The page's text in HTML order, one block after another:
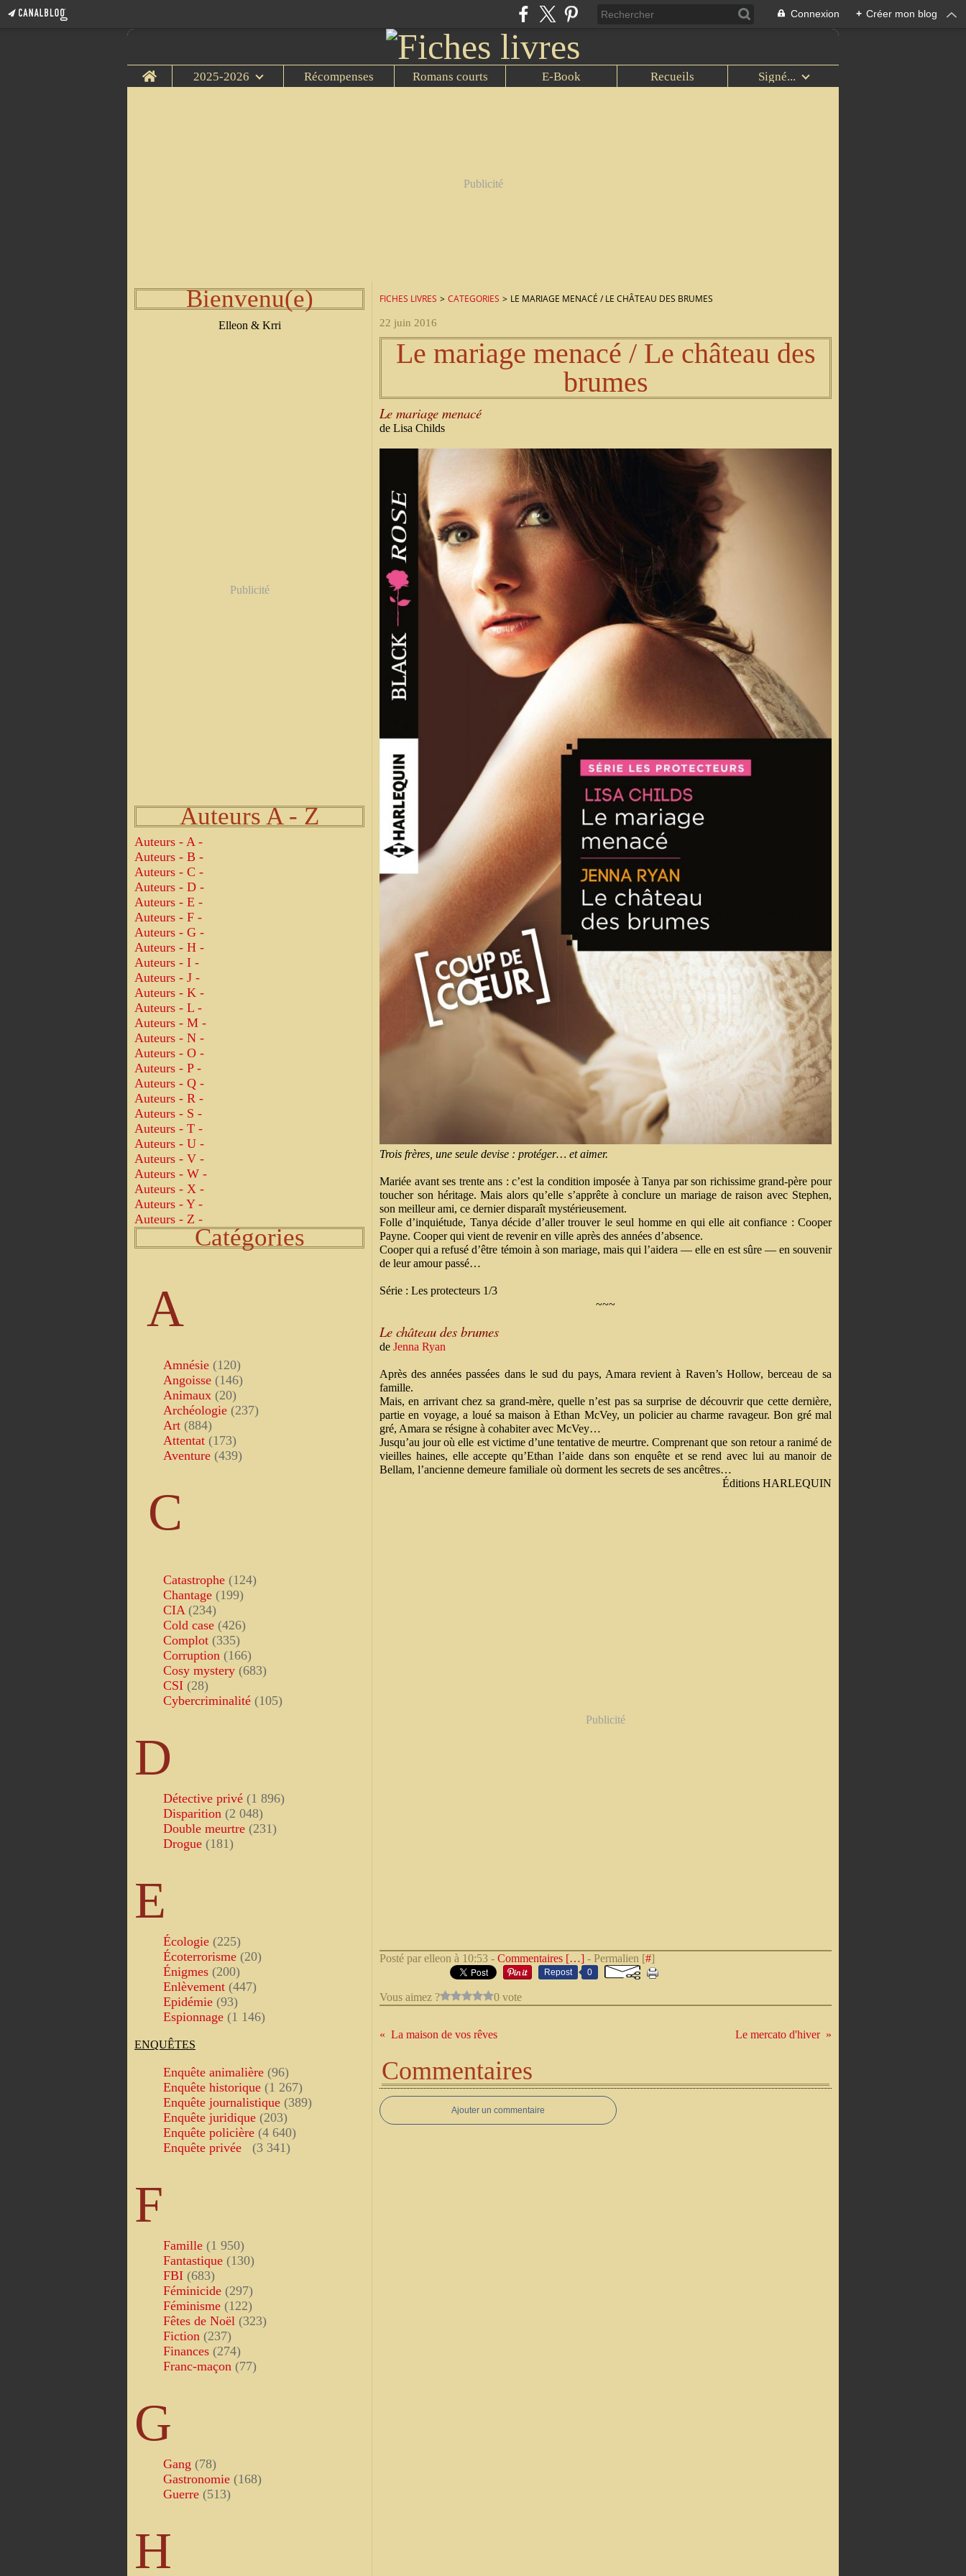
Connexion + Créer mon blog
Home 2025-2026 Récompenses Romans courts E-Book Recueils Signé...
Publicité
Bienvenu(e)
Elleon & Krri
Publicité
Auteurs A - Z
Auteurs - A -
Auteurs - B -
Auteurs - C -
Auteurs - D -
Auteurs - E -
Auteurs - F -
Auteurs - G -
Auteurs - H -
Auteurs - I -
Auteurs - J -
Auteurs - K -
Auteurs - L -
Auteurs - M -
Auteurs - N -
Auteurs - O -
Auteurs - P -
Auteurs - Q -
Auteurs - R -
Auteurs - S -
Auteurs - T -
Auteurs - U -
Auteurs - V -
Auteurs - W -
Auteurs - X -
Auteurs - Y -
Auteurs - Z -
Catégories
A
Amnésie (120)
Angoisse (146)
Animaux (20)
Archéologie (237)
Art (884)
Attentat (173)
Aventure (439)
C
Catastrophe (124)
Chantage (199)
CIA (234)
Cold case (426)
Complot (335)
Corruption (166)
Cosy mystery (683)
CSI (28)
Cybercriminalité (105)
D
Détective privé (1 896)
Disparition (2 048)
Double meurtre (231)
Drogue (181)
E
Écologie (225)
Écoterrorisme (20)
Énigmes (200)
Enlèvement (447)
Epidémie (93)
Espionnage (1 146)
ENQUÊTES
Enquête animalière (96)
Enquête historique (1 267)
Enquête journalistique (389)
Enquête juridique (203)
Enquête policière (4 640)
Enquête privée
(3 341)
F
Famille (1 950)
Fantastique (130)
FBI (683)
Féminicide (297)
Féminisme (122)
Fêtes de Noël (323)
Fiction (237)
Finances (274)
Franc-maçon (77)
G
Gang (78)
Gastronomie (168)
Guerre (513)
H
FICHES LIVRES > CATEGORIES > LE MARIAGE MENACÉ / LE CHÂTEAU DES BRUMES
22 juin 2016
Le mariage menacé / Le château des
brumes
Le mariage menacé
de Lisa Childs
Trois frères, une seule devise : protéger… et aimer.
Mariée avant ses trente ans : c’est la condition imposée à Tanya par son richissime grand-père pour
toucher son héritage. Mais alors qu’elle s’apprête à conclure un mariage de raison avec Stephen,
son meilleur ami, ce dernier disparaît mystérieusement.
Folle d’inquiétude, Tanya décide d’aller trouver le seul homme en qui elle ait confiance : Cooper
Payne. Cooper qui vient de revenir en ville après des années d’absence.
Cooper qui a refusé d’être témoin à son mariage, mais qui l’aidera — elle en est sûre — en souvenir
de leur amour passé…
Série : Les protecteurs 1/3
~~~
Le château des brumes
de Jenna Ryan
Après des années passées dans le sud du pays, Amara revient à Raven’s Hollow, berceau de sa
famille.
Mais, en arrivant chez sa grand-mère, quelle n’est pas sa surprise de découvrir que cette dernière,
partie en voyage, a loué sa maison à Ethan McVey, un policier au charme ravageur. Bon gré mal
gré, Amara se résigne à cohabiter avec McVey…
Jusqu’au jour où elle est victime d’une tentative de meurtre. Comprenant que son retour a ranimé de
vieilles haines, elle accepte qu’Ethan l’aide dans son enquête et se rend avec lui au manoir de
Bellam, l’ancienne demeure familiale où dorment les secrets de ses ancêtres…
Éditions HARLEQUIN
Publicité
Posté par elleon à 10:53 - Commentaires […] - Permalien [#]
Repost 0
Vous aimez ? 0 vote
La maison de vos rêves Le mercato d'hiver
Commentaires
Ajouter un commentaire